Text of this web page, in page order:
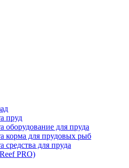
пруд
оборудование для пруда
корма для прудовых рыб
средства для пруда
PRO)